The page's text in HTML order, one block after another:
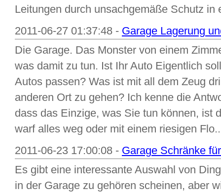
Leitungen durch unsachgemäße Schutz in
2011-06-27 01:37:48 - Garage Lagerung
Die Garage. Das Monster von einem
was damit zu tun. Ist Ihr Auto Eigentlich
Autos passen? Was ist mit all dem Zeug
anderen Ort zu gehen? Ich kenne die
dass das Einzige, was Sie tun können, ist
warf alles weg oder mit einem riesigen
2011-06-23 17:00:08 - Garage Schränke
Es gibt eine interessante Auswahl von
in der Garage zu gehören scheinen, aber